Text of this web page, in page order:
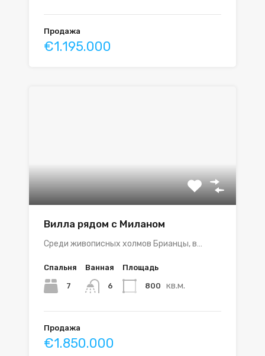
Продажа
€1.195.000
Вилла рядом с Миланом
Среди живописных холмов Брианцы, в…
Спальня
7
Ванная
6
Площадь
800 кв.м.
Продажа
€1.850.000